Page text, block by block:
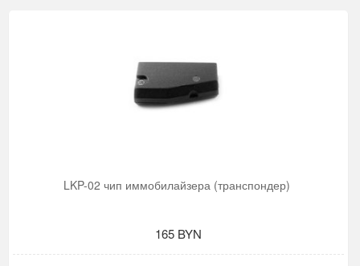
LKP-02 чип иммобилайзера (транспондер)
165 BYN